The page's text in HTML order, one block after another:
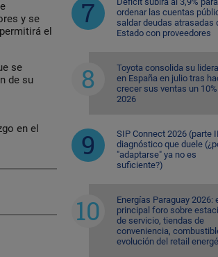
y se
el
se
de su
en el
ordenar las cuentas
saldar deudas atrasadas
Estado con proveedores
Toyota consolida su
en España en julio tras
crecer sus ventas un
2026
SIP Connect 2026 (parte
diagnóstico que duele
"adaptarse" ya no es
suficiente?)
Energías Paraguay 2026:
principal foro sobre
de servicio, tiendas de
conveniencia,
evolución del retail